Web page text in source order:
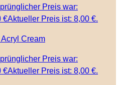
Preis war:
€Aktueller Preis ist: 8,00 €.
Cream
Preis war:
€Aktueller Preis ist: 8,00 €.